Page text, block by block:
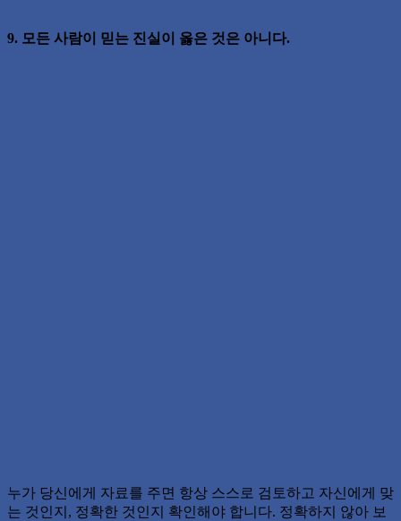
9. 모든 사람이 믿는 진실이 옳은 것은 아니다.
누가 당신에게 자료를 주면 항상 스스로 검토하고 자신에게 맞
는 것인지, 정확한 것인지 확인해야 합니다. 정확하지 않아 보